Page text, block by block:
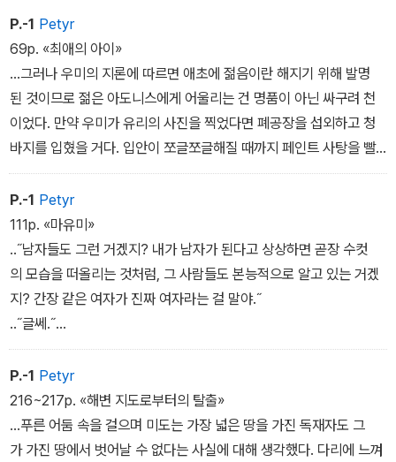
P.-1 Petyr
69p. «최애의 아이»
...그러나 우미의 지론에 따르면 애초에 젊음이란 해지기 위해 발명
된 것이므로 젊은 아도니스에게 어울리는 건 명품이 아닌 싸구려 천
이었다. 만약 우미가 유리의 사진을 찍었다면 폐공장을 섭외하고 청
바지를 입혔을 거다. 입안이 쪼글쪼글해질 때까지 페인트 사탕을 빨
아 파랗게 물든 혓바닥, 아무하고나 주고받는, 고양이 같은 혓바닥
을 드러내 보일 것이다. 더러운 매트리스에 깔린 보푸라기 인 담요 위
에서 까슬까슬한 음모를 내보일 것이다. 젊음은 거기 존재하니까....
P.-1 Petyr
111p. «마유미»
..˝남자들도 그런 거겠지? 내가 남자가 된다고 상상하면 곧장 수컷
의 모습을 떠올리는 것처럼, 그 사람들도 본능적으로 알고 있는 거겠
지? 간장 같은 여자가 진짜 여자라는 걸 말야.˝
..˝글쎄.˝
..˝그런 남자들도 나를 보면 역겨운 마음이 들까? 내가 남자 아닌 남
자들이 역겹다고 생각하는 것처럼?˝
P.-1 Petyr
216~217p. «해변 지도로부터의 탈출»
...푸른 어둠 속을 걸으며 미도는 가장 넓은 땅을 가진 독재자도 그
가 가진 땅에서 벗어날 수 없다는 사실에 대해 생각했다. 다리에 느껴